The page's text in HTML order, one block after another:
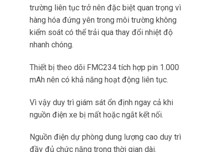
Ví dụ: Một lô hàng màn hình
LCD gửi về Sài Gòn gặp sự cố
xe hỏng giữa đường ở Đồng
Nai.
Tài xế mất 3 giờ chờ xe cứu hộ, nguồn điện xe
đã tắt.
Nhờ pin dự phòng FMC234, hệ thống vẫn cảnh
báo khi nhiệt độ trong container vượt 32°C sau
90 phút.